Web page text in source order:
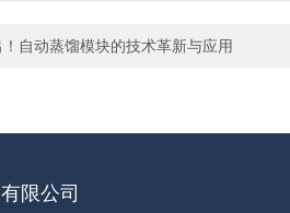
自动蒸馏模块的技术革新与应用
限公司